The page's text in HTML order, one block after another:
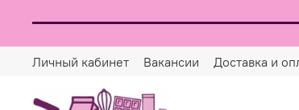
Личный кабинет Вакансии Доставка и